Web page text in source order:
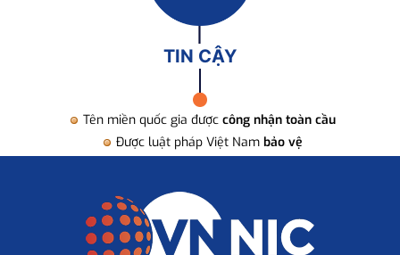
TIN CẬY
Tên miền quốc gia được công nhận toàn cầu
Được luật pháp Việt Nam bảo vệ